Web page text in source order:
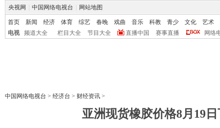
央视网 中国网络电视台 网站地图
首页 新闻 经济 体育 综艺 春晚 戏曲 音乐 科教 青少 文化
艺术
电视
频道大全 栏目大全 节目大全 直播中国 赛事直播 网络
中国网络电视台 > 经济台 > 财经资讯 >
亚洲现货橡胶价格8月19